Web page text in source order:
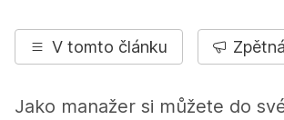
V tomto článku
Jako manažer si můžete do